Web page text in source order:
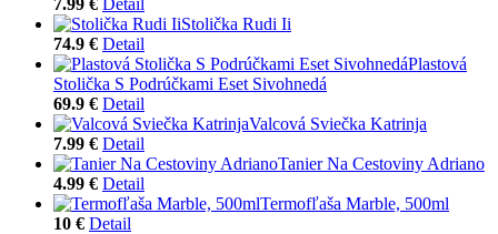
Stolička Rudi Ii
74.9 € Detail
Plastová
Stolička S Podrúčkami Eset Sivohnedá
69.9 € Detail
Valcová Sviečka Katrinja
7.99 € Detail
Tanier Na Cestoviny Adriano
4.99 € Detail
Termofľaša Marble, 500ml
10 € Detail